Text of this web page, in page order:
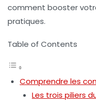
comment booster
pratiques.
Table of Contents
Comprendre les
Les trois piliers